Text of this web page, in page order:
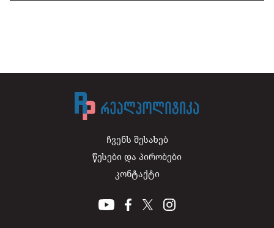
ჩვენს შესახებ
წესები და პირობები
კონტაქტი